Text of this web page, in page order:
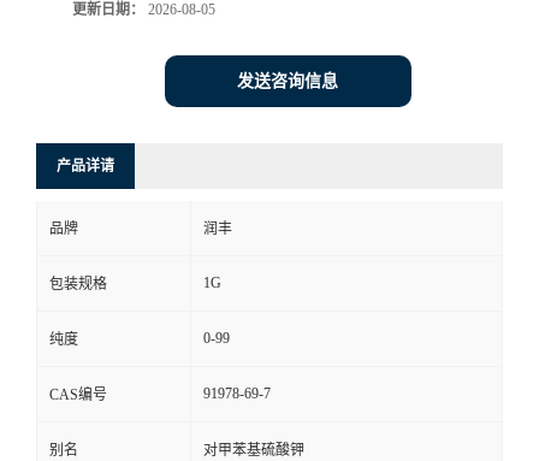
更新日期： 2026-08-05
发送咨询信息
产品详请
品牌 润丰
包装规格 1G
纯度 0-99
CAS编号 91978-69-7
别名 对甲苯基硫酸钾